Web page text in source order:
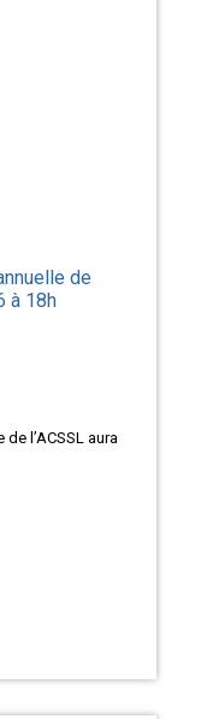
de
à 18h
l’ACSSL aura